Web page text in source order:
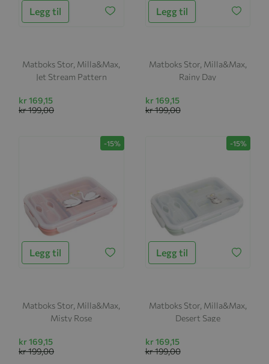
Legg til
Matboks Stor, Milla&Max,
Jet Stream Pattern
kr 169,15
kr 199,00
Legg til
Matboks Stor, Milla&Max,
Rainy Day
kr 169,15
kr 199,00
-15%
Legg til
Matboks Stor, Milla&Max,
Misty Rose
kr 169,15
kr 199,00
-15%
Legg til
Matboks Stor, Milla&Max,
Desert Sage
kr 169,15
kr 199,00